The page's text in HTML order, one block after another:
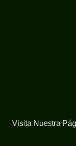
Visita Nuestra